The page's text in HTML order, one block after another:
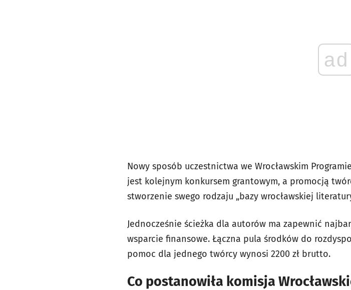
ad
Nowy sposób uczestnictwa we Wrocławskim
jest kolejnym konkursem grantowym, a promocją
stworzenie swego rodzaju „bazy wrocławskiej
Jednocześnie ścieżka dla autorów ma zapewnić
wsparcie finansowe. Łączna pula środków do
pomoc dla jednego twórcy wynosi 2200 zł brutto.
Co postanowiła komisja